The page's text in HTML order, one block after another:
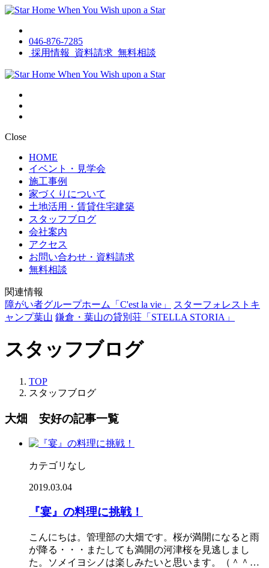
046-876-7285
採用情報
資料請求 無料相談
Close
HOME
イベント・見学会
施工事例
家づくりについて
土地活用・賃貸住宅建築
スタッフブログ
会社案内
アクセス
お問い合わせ・資料請求
無料相談
関連情報
障がい者グループホーム「C'est la vie」
スターフォレストキ
ャンプ葉山 鎌倉・葉山の貸別荘「STELLA STORIA」
スタッフブログ
TOP
スタッフブログ
大畑 安好の記事一覧
カテゴリなし
2019.03.04
『宴』の料理に挑戦！
こんにちは。管理部の大畑です。桜が満開になると雨
が降る・・・またしても満開の河津桜を見逃しまし
た。ソメイヨシノは楽しみたいと思います。（＾＾…